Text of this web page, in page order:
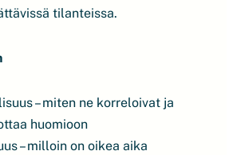
tilanteissa.
– miten ne korreloivat ja
huomioon
– milloin on oikea aika